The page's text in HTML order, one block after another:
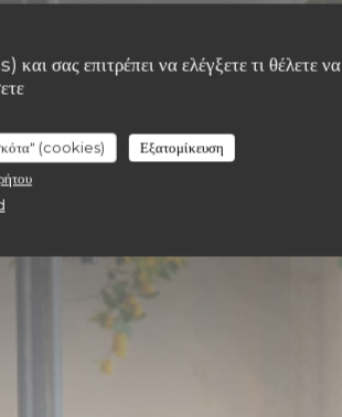
σας επιτρέπει να ελέγξετε τι θέλετε να
(cookies)
Εξατομίκευση